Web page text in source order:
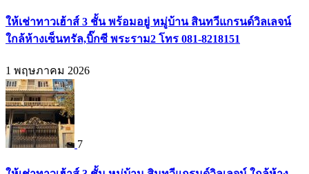
ให้เช่าทาวเฮ้าส์ 3 ชั้น พร้อมอยู่ หมู่บ้าน สินทวีแกรนด์วิลเลจน์
ใกล้ห้างเซ็นทรัล,บิ๊กซี พระราม2 โทร 081-8218151
1 พฤษภาคม 2026
7